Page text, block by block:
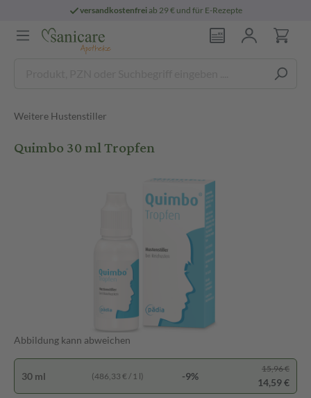
versandkostenfreiab 29 € und für E-Rezepte
Weitere Hustenstiller
Quimbo 30 ml Tropfen
Abbildung kann abweichen
30 ml (486,33 € / 1 l) -9%
15,96 €
14,59 €